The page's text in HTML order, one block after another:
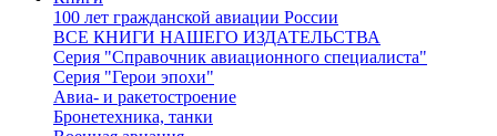
100 лет гражданской авиации России
ВСЕ КНИГИ НАШЕГО ИЗДАТЕЛЬСТВА
Серия "Справочник авиационного специалиста"
Серия "Герои эпохи"
Авиа- и ракетостроение
Бронетехника, танки